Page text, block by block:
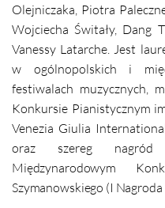
Olejniczaka, Piotra
Wojciecha Świtały, Dang
Vanessy Latarche. Jest
w ogólnopolskich i
festiwalach muzycznych,
Konkursie Pianistycznym
Venezia Giulia
oraz szereg nagród
Międzynarodowym
Szymanowskiego (I Nagroda